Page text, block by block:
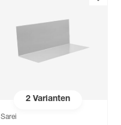
2Varianten
Sarei